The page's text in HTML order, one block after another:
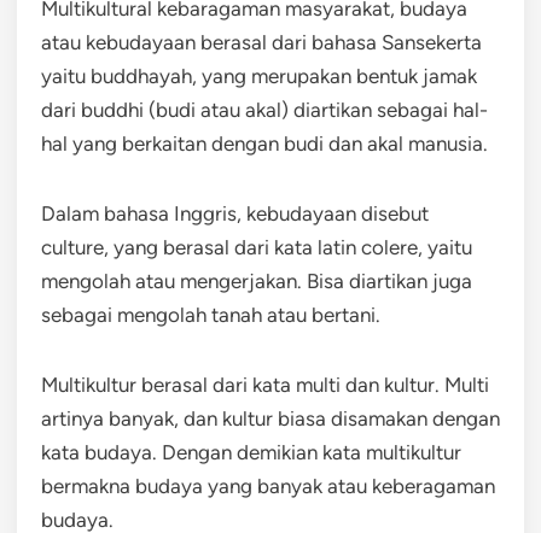
Multikultural kebaragaman masyarakat, budaya
atau kebudayaan berasal dari bahasa Sansekerta
yaitu buddhayah, yang merupakan bentuk jamak
dari buddhi (budi atau akal) diartikan sebagai hal-
hal yang berkaitan dengan budi dan akal manusia.
Dalam bahasa Inggris, kebudayaan disebut
culture, yang berasal dari kata latin colere, yaitu
mengolah atau mengerjakan. Bisa diartikan juga
sebagai mengolah tanah atau bertani.
Multikultur berasal dari kata multi dan kultur. Multi
artinya banyak, dan kultur biasa disamakan dengan
kata budaya. Dengan demikian kata multikultur
bermakna budaya yang banyak atau keberagaman
budaya.